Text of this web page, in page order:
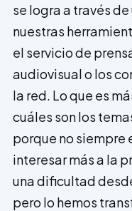
se logra a través
nuestras
el servicio de
audiovisual o los
la red. Lo que es
cuáles son los
porque no siempre
interesar más a la
una dificultad
pero lo hemos